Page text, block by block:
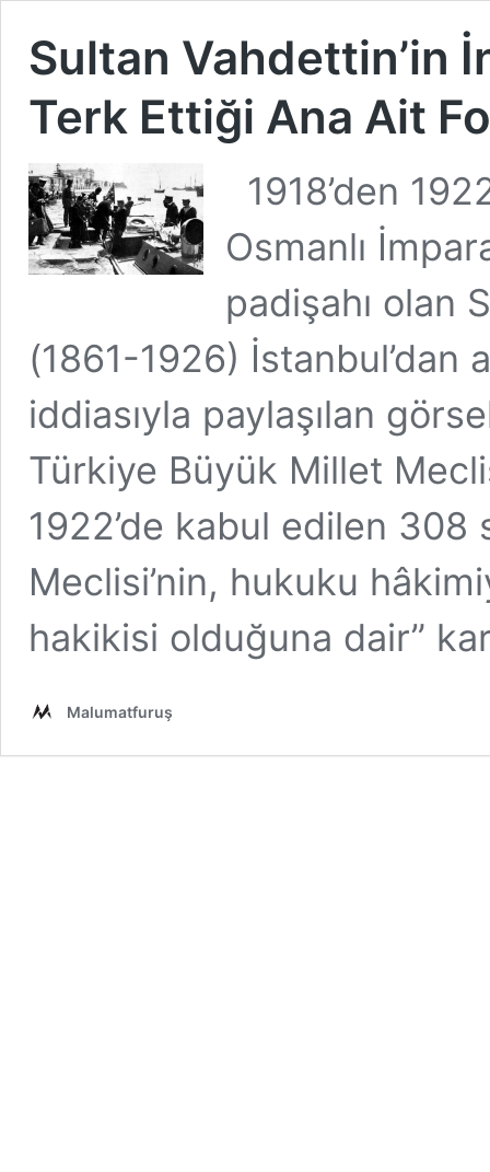
Sultan Vahdettin’in
Terk Ettiği Ana Ait
1918’den
Osmanlı
padişahı olan
(1861-1926) İstanbul’dan
iddiasıyla paylaşılan
Türkiye Büyük Millet
1922’de kabul edilen 308
Meclisi’nin, hukuku
hakikisi olduğuna dair”
Malumatfuruş